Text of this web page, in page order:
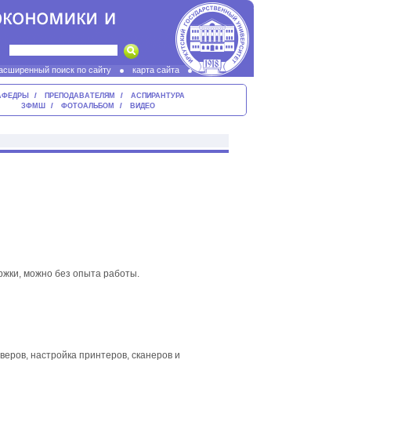
поиск по сайту
карта сайта
ПРЕПОДАВАТЕЛЯМ
АСПИРАНТУРА
ЗФМШ
ФОТОАЛЬБОМ ВИДЕО
можно без опыта работы.
настройка принтеров, сканеров и